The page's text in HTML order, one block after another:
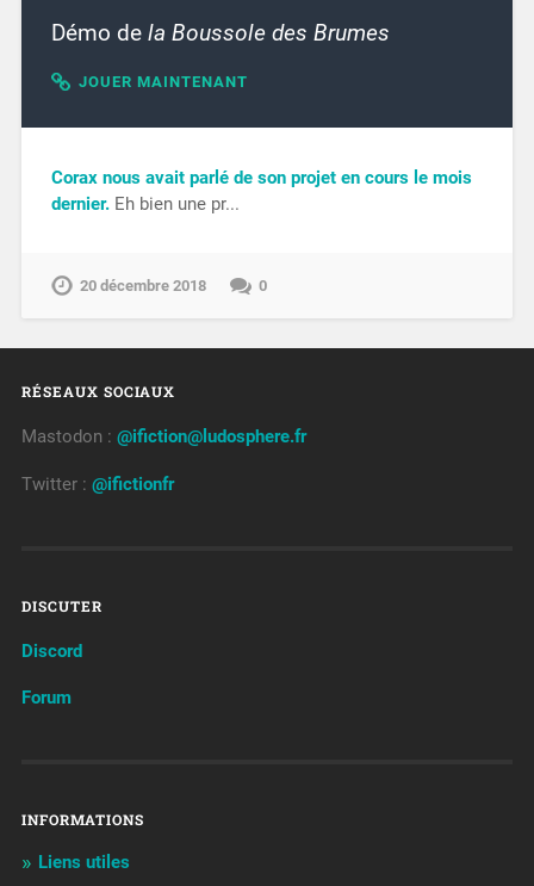
Démo de la Boussole des Brumes
JOUER MAINTENANT
Corax nous avait parlé de son projet en cours le mois
dernier.Eh bien une pr...
20 décembre 2018 0
RÉSEAUX SOCIAUX
Mastodon : @ifiction@ludosphere.fr
Twitter : @ifictionfr
DISCUTER
Discord
Forum
INFORMATIONS
Liens utiles